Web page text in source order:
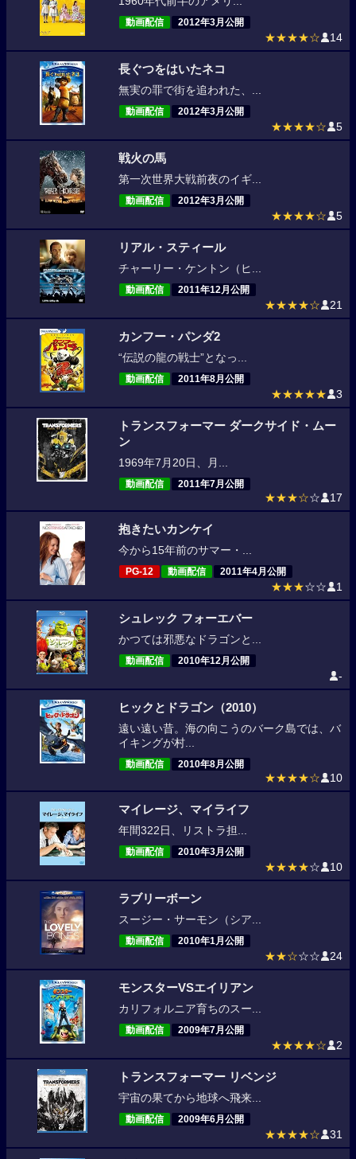
動画配信 2012年3月公開
★★★★☆ 14
長ぐつをはいたネコ
無実の罪で街を追われた、...
動画配信 2012年3月公開
★★★★☆ 5
戦火の馬
第一次世界大戦前夜のイギ...
動画配信 2012年3月公開
★★★★☆ 5
リアル・スティール
チャーリー・ケントン（ヒ...
動画配信 2011年12月公開
★★★★☆ 21
カンフー・パンダ2
“伝説の龍の戦士”となっ...
動画配信 2011年8月公開
★★★★★ 3
トランスフォーマー ダークサイド・ムー
ン
1969年7月20日、月...
動画配信 2011年7月公開
★★★☆☆ 17
抱きたいカンケイ
今から15年前のサマー・...
PG-12 動画配信 2011年4月公開
★★★☆☆ 1
シュレック フォーエバー
かつては邪悪なドラゴンと...
動画配信 2010年12月公開
-
ヒックとドラゴン（2010）
遠い遠い昔。海の向こうのバーク島では、バ
イキングが村...
動画配信 2010年8月公開
★★★★☆ 10
マイレージ、マイライフ
年間322日、リストラ担...
動画配信 2010年3月公開
★★★★☆ 10
ラブリーボーン
スージー・サーモン（シア...
動画配信 2010年1月公開
★★☆☆☆ 24
モンスターVSエイリアン
カリフォルニア育ちのスー...
動画配信 2009年7月公開
★★★★☆ 2
トランスフォーマー リベンジ
宇宙の果てから地球へ飛来...
動画配信 2009年6月公開
★★★★☆ 31